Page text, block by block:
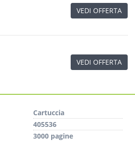
VEDI OFFERTA
VEDI OFFERTA
Cartuccia
405536
3000 pagine